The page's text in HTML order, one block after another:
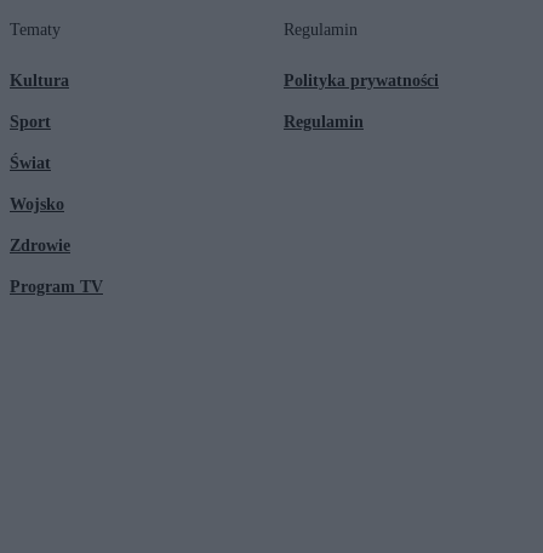
Tematy
Kultura
Sport
Świat
Wojsko
Zdrowie
Program TV
Regulamin
Polityka prywatności
Regulamin